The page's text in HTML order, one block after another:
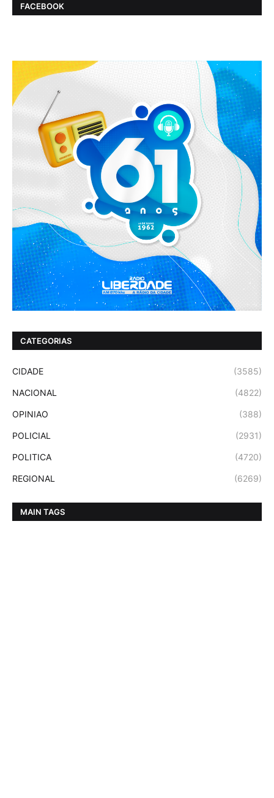
FACEBOOK
CATEGORIAS
CIDADE (3585)
NACIONAL (4822)
OPINIAO (388)
POLICIAL (2931)
POLITICA (4720)
REGIONAL (6269)
MAIN TAGS